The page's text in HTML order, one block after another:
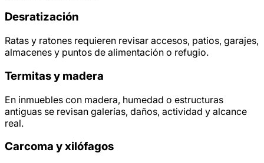
Desratización
Ratas y ratones requieren revisar accesos, patios, garajes,
almacenes y puntos de alimentación o refugio.
Termitas y madera
En inmuebles con madera, humedad o estructuras
antiguas se revisan galerías, daños, actividad y alcance
real.
Carcoma y xilófagos